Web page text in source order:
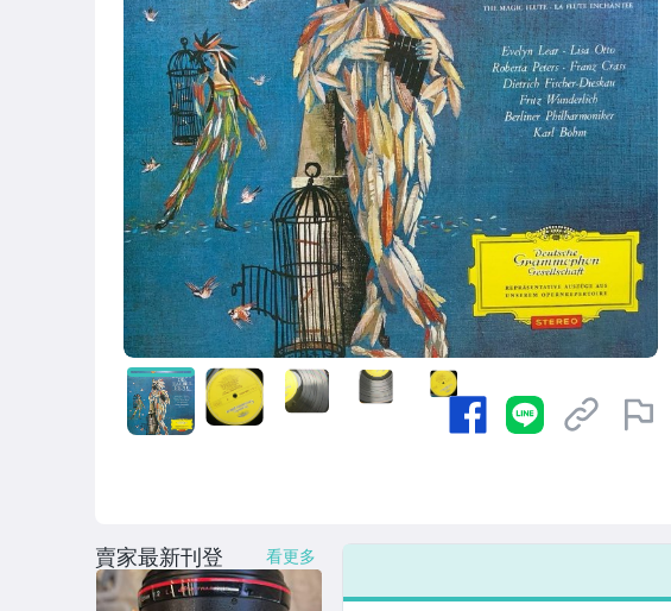
賣家最新刊登 看更多